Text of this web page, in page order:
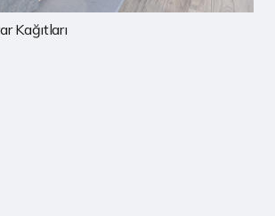
Çocuk Odası Duvar Kağıtları